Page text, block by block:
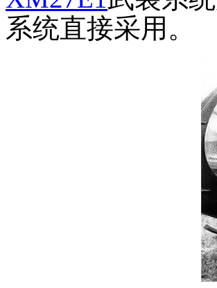
系统直接采用。